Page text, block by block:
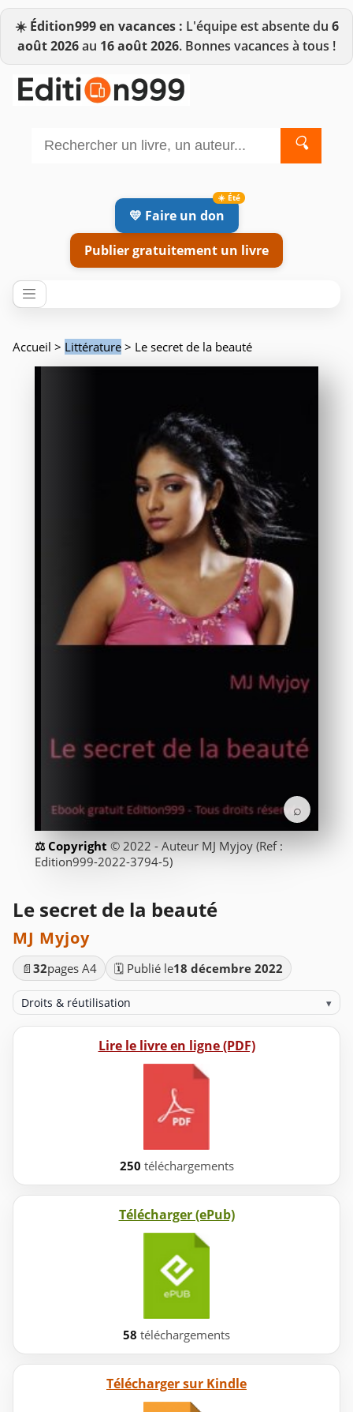
☀️ Édition999 en vacances : L'équipe est absente du 6
août 2026au 16 août 2026. Bonnes vacances à tous !
🔍
💛 Faire un don
Publier gratuitement un livre
Accueil > Littérature > Le secret de la beauté
⌕
© 2022 - Auteur MJ Myjoy (Ref :
Edition999-2022-3794-5)
Le secret de la beauté
MJ Myjoy
📄 32pages A4 🗓️ Publié le18 décembre 2022
Droits & réutilisation ▾
Lire le livre en ligne (PDF)
250 téléchargements
Télécharger (ePub)
58 téléchargements
Télécharger sur Kindle